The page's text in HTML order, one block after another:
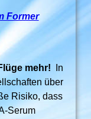
Former
mehr!
In
über
Risiko, dass
Serum